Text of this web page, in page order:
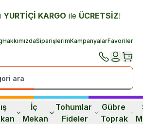
YURTİÇİ KARGO ile ÜCRETSİZ!
HakkımızdaSiparişlerimKampanyalarFavoriler
İç
Mekan
Tohumlar
Fideler
Gübre
Toprak